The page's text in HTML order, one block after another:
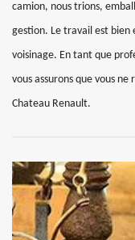
camion, nous trions,
gestion. Le travail est bien
voisinage. En tant que
vous assurons que vous
Chateau Renault.